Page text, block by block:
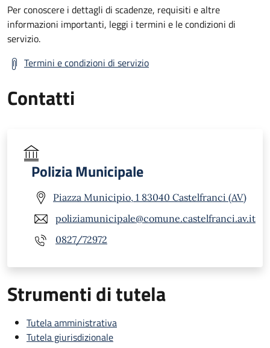
Per conoscere i dettagli di scadenze, requisiti e altre
informazioni importanti, leggi i termini e le condizioni di
servizio.
Termini e condizioni di servizio
Contatti
Polizia Municipale
Piazza Municipio, 1 83040 Castelfranci (AV)
poliziamunicipale@comune.castelfranci.av.it
0827/72972
Strumenti di tutela
Tutela amministrativa
Tutela giurisdizionale